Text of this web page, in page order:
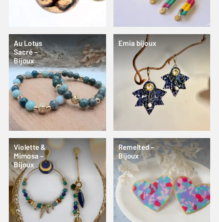
Au Lotus
Sacré –
Bijoux
Emia bijoux
Violette &
Mimosa –
Bijoux
Remelted –
Bijoux